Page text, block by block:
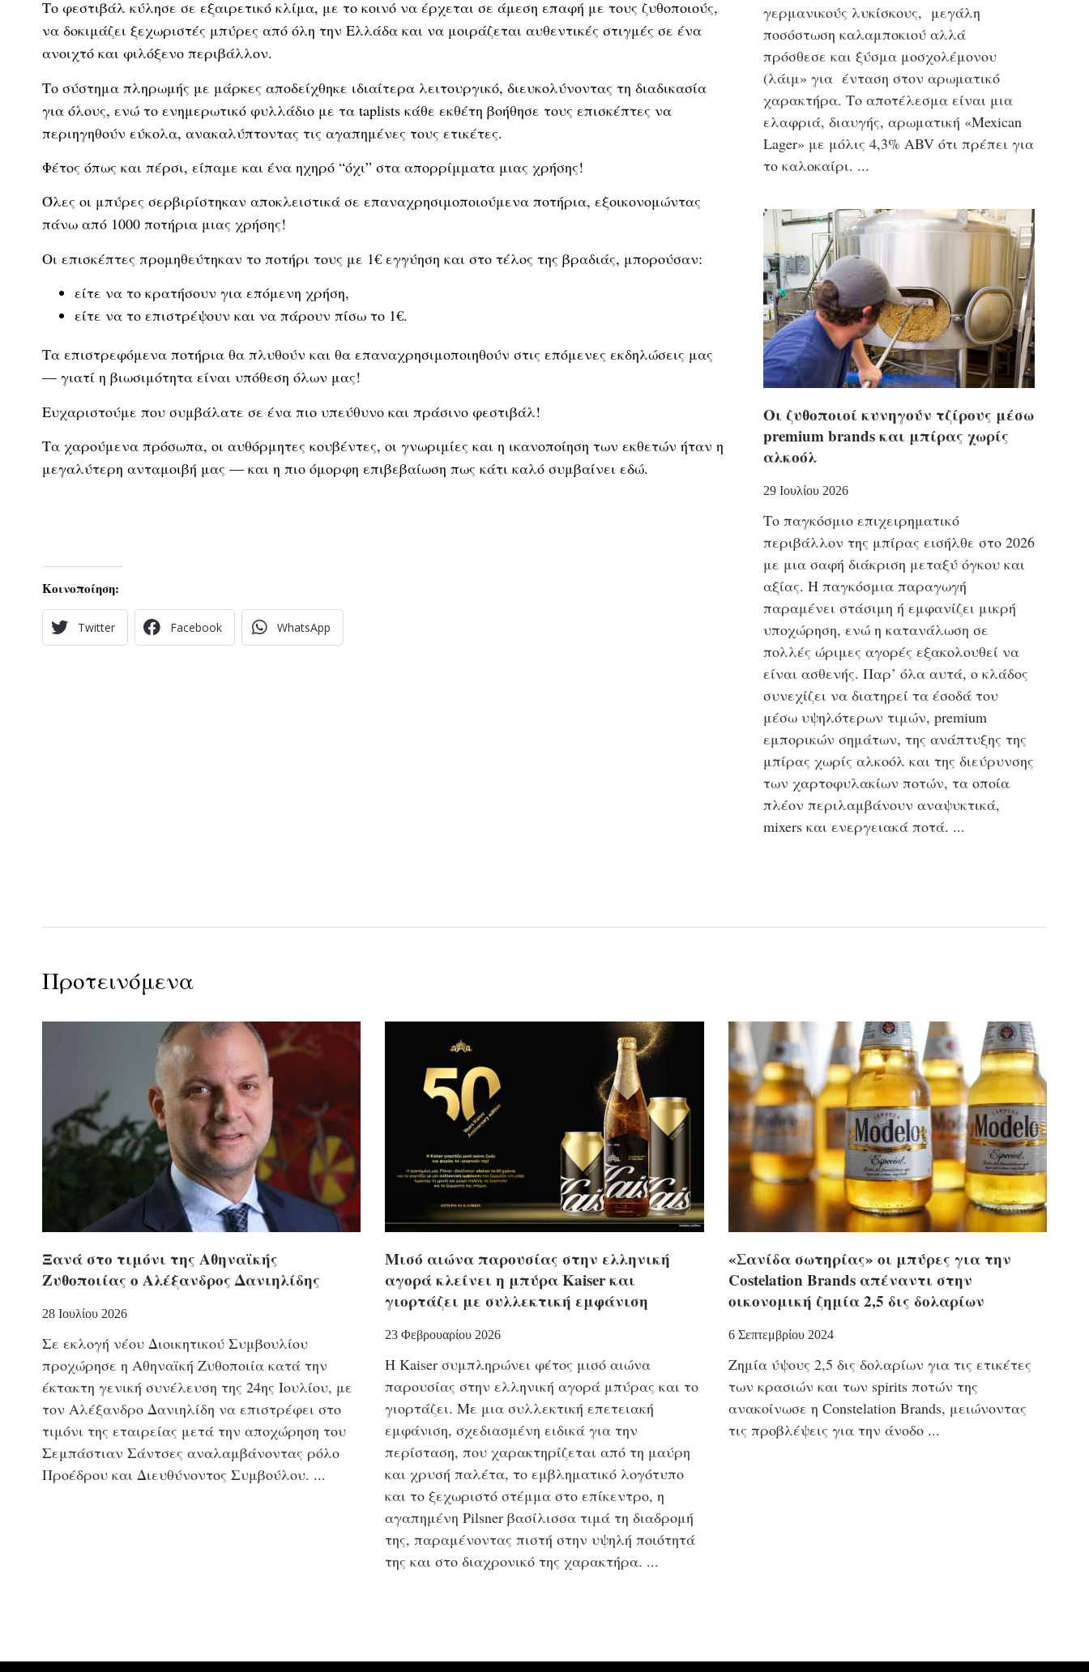
Το φεστιβάλ κύλησε σε εξαιρετικό κλίμα, με το κοινό να έρχεται σε άμεση επαφή με τους ζυθοποιούς,
να δοκιμάζει ξεχωριστές μπύρες από όλη την Ελλάδα και να μοιράζεται αυθεντικές στιγμές σε ένα
ανοιχτό και φιλόξενο περιβάλλον.
Το σύστημα πληρωμής με μάρκες αποδείχθηκε ιδιαίτερα λειτουργικό, διευκολύνοντας τη διαδικασία
για όλους, ενώ το ενημερωτικό φυλλάδιο με τα taplists κάθε εκθέτη βοήθησε τους επισκέπτες να
περιηγηθούν εύκολα, ανακαλύπτοντας τις αγαπημένες τους ετικέτες.
Φέτος όπως και πέρσι, είπαμε και ένα ηχηρό “όχι” στα απορρίμματα μιας χρήσης!
Όλες οι μπύρες σερβιρίστηκαν αποκλειστικά σε επαναχρησιμοποιούμενα ποτήρια, εξοικονομώντας
πάνω από 1000 ποτήρια μιας χρήσης!
Οι επισκέπτες προμηθεύτηκαν το ποτήρι τους με 1€ εγγύηση και στο τέλος της βραδιάς, μπορούσαν:
είτε να το κρατήσουν για επόμενη χρήση,
είτε να το επιστρέψουν και να πάρουν πίσω το 1€.
Τα επιστρεφόμενα ποτήρια θα πλυθούν και θα επαναχρησιμοποιηθούν στις επόμενες εκδηλώσεις μας
— γιατί η βιωσιμότητα είναι υπόθεση όλων μας!
Ευχαριστούμε που συμβάλατε σε ένα πιο υπεύθυνο και πράσινο φεστιβάλ!
Τα χαρούμενα πρόσωπα, οι αυθόρμητες κουβέντες, οι γνωριμίες και η ικανοποίηση των εκθετών ήταν η
μεγαλύτερη ανταμοιβή μας — και η πιο όμορφη επιβεβαίωση πως κάτι καλό συμβαίνει εδώ.
Κοινοποίηση:
Twitter Facebook WhatsApp
γερμανικούς λυκίσκους, μεγάλη
ποσόστωση καλαμποκιού αλλά
πρόσθεσε και ξύσμα μοσχολέμονου
(λάιμ» για ένταση στον αρωματικό
χαρακτήρα. Το αποτέλεσμα είναι μια
ελαφριά, διαυγής, αρωματική «Mexican
Lager» με μόλις 4,3% ABV ότι πρέπει για
το καλοκαίρι.
Οι ζυθοποιοί κυνηγούν τζίρους μέσω
premium brands και μπίρας χωρίς
αλκοόλ
29 Ιουλίου 2026
Το παγκόσμιο επιχειρηματικό
περιβάλλον της μπίρας εισήλθε στο 2026
με μια σαφή διάκριση μεταξύ όγκου και
αξίας. Η παγκόσμια παραγωγή
παραμένει στάσιμη ή εμφανίζει μικρή
υποχώρηση, ενώ η κατανάλωση σε
πολλές ώριμες αγορές εξακολουθεί να
είναι ασθενής. Παρ’ όλα αυτά, ο κλάδος
συνεχίζει να διατηρεί τα έσοδά του
μέσω υψηλότερων τιμών, premium
εμπορικών σημάτων, της ανάπτυξης της
μπίρας χωρίς αλκοόλ και της διεύρυνσης
των χαρτοφυλακίων ποτών, τα οποία
πλέον περιλαμβάνουν αναψυκτικά,
mixers και ενεργειακά ποτά.
Προτεινόμενα
Ξανά στο τιμόνι της Αθηναϊκής
Ζυθοποιίας ο Αλέξανδρος Δανιηλίδης
28 Ιουλίου 2026
Σε εκλογή νέου Διοικητικού Συμβουλίου
προχώρησε η Αθηναϊκή Ζυθοποιία κατά την
έκτακτη γενική συνέλευση της 24ης Ιουλίου, με
τον Αλέξανδρο Δανιηλίδη να επιστρέφει στο
τιμόνι της εταιρείας μετά την αποχώρηση του
Σεμπάστιαν Σάντσες αναλαμβάνοντας ρόλο
Προέδρου και Διευθύνοντος Συμβούλου.
Μισό αιώνα παρουσίας στην ελληνική
αγορά κλείνει η μπύρα Kaiser και
γιορτάζει με συλλεκτική εμφάνιση
23 Φεβρουαρίου 2026
Η Kaiser συμπληρώνει φέτος μισό αιώνα
παρουσίας στην ελληνική αγορά μπύρας και το
γιορτάζει. Με μια συλλεκτική επετειακή
εμφάνιση, σχεδιασμένη ειδικά για την
περίσταση, που χαρακτηρίζεται από τη μαύρη
και χρυσή παλέτα, το εμβληματικό λογότυπο
και το ξεχωριστό στέμμα στο επίκεντρο, η
αγαπημένη Pilsner βασίλισσα τιμά τη διαδρομή
της, παραμένοντας πιστή στην υψηλή ποιότητά
της και στο διαχρονικό της χαρακτήρα.
«Σανίδα σωτηρίας» οι μπύρες για την
Costelation Brands απέναντι στην
οικονομική ζημία 2,5 δις δολαρίων
6 Σεπτεμβρίου 2024
Ζημία ύψους 2,5 δις δολαρίων για τις ετικέτες
των κρασιών και των spirits ποτών της
ανακοίνωσε η Constelation Brands, μειώνοντας
τις προβλέψεις για την άνοδο